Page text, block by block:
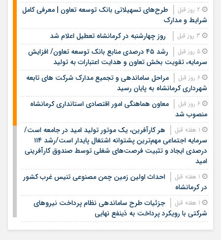
طرح‌های تسهیلاتی بانک توسعه تعاون | معرفی کامل
شرایط و مدارک
روز چهارشنبه در کرمانشاه تعطیل اعلام شد
رشد ۴۵ درصدی منابع بانک توسعه تعاون/ افزایش
سرمایه، تقویت بخش تعاون و هدایت اعتبارات به تولید
مراحل ساماندهی و تجمیع مدارک شرکت های تابعه
شهرداری کرمانشاه به پایان رسید
معاون هماهنگی امور اقتصادی استانداری کرمانشاه
منصوب شد
هر کارآفرین، یک موتور تولید امید در جامعه است/
سرمایه اجتماعی مهم‌ترین پشتوانه اشتغال پایدار است/رشد ۱۱۴
درصدی ایجاد و تثبیت فرصت‌های شغلی توسط صندوق کارآفرینی
امید
احداث اولین زمین چمن مصنوعی تنیس غرب کشور
در کرمانشاه
جزئیات طرح ساماندهی نظام پرداخت نیروهای
شرکتی با رویکرد پرداخت به ذینفع نهایی
1 هفته قبل
معابر کرمانشاه به ۵۰۰ هزار تن آسفالت‌ نیاز دارد/